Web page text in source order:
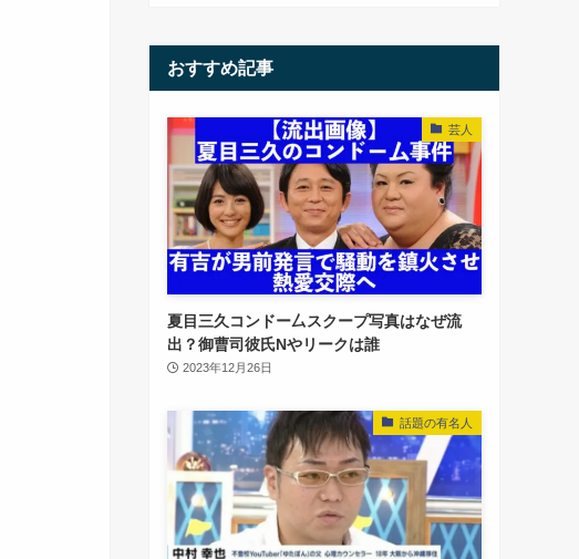
おすすめ記事
芸人
夏目三久コンドー厶スクープ写真はなぜ流
出？御曹司彼氏Nやリークは誰
2023年12月26日
話題の有名人